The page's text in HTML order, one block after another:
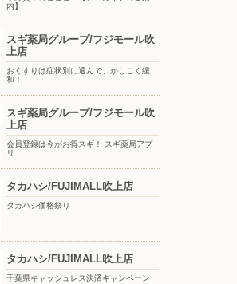
ーリフォーム
内】
スギ薬局グループ/フジモール吹
上店
おくすりは症状別に選んで、かしこく緩
和！
スギ薬局グループ/フジモール吹
上店
会員登録は今がお得スギ！ スギ薬局アプ
リ
タカハシ/FUJIMALL吹上店
タカハシ価格祭り
タカハシ/FUJIMALL吹上店
千葉県キャッシュレス決済キャンペーン